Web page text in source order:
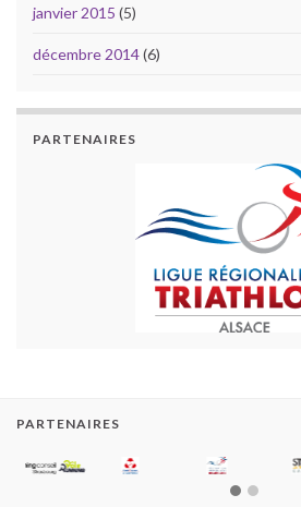
janvier 2015 (5)
décembre 2014(6)
PARTENAIRES